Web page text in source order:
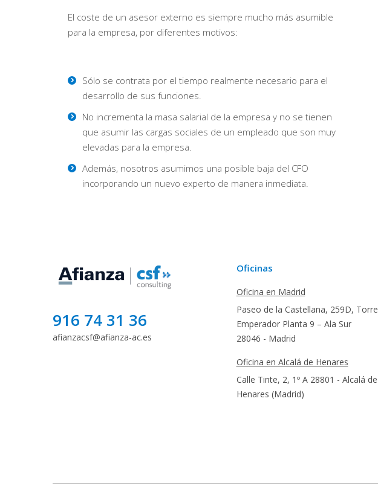
El coste de un asesor externo es siempre mucho más asumible
para la empresa, por diferentes motivos:
Sólo se contrata por el tiempo realmente necesario para el
desarrollo de sus funciones.
No incrementa la masa salarial de la empresa y no se tienen
que asumir las cargas sociales de un empleado que son muy
elevadas para la empresa.
Además, nosotros asumimos una posible baja del CFO
incorporando un nuevo experto de manera inmediata.
916 74 31 36
afianzacsf@afianza-ac.es
Oficinas
Oficina en Madrid
Paseo de la Castellana, 259D, Torre
Emperador Planta 9 – Ala Sur
28046 - Madrid
Oficina en Alcalá de Henares
Calle Tinte, 2, 1º A 28801 - Alcalá de
Henares (Madrid)